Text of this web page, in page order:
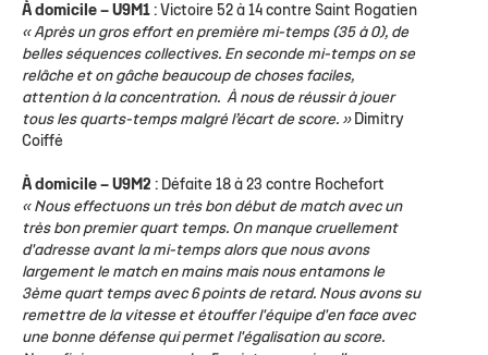
À domicile – U9M1 : Victoire 52 à 14 contre Saint Rogatien
« Après un gros effort en première mi-temps (35 à 0), de
belles séquences collectives. En seconde mi-temps on se
relâche et on gâche beaucoup de choses faciles,
attention à la concentration. À nous de réussir à jouer
tous les quarts-temps malgré l’écart de score. » Dimitry
Coiffé
À domicile – U9M2 : Défaite 18 à 23 contre Rochefort
« Nous effectuons un très bon début de match avec un
très bon premier quart temps. On manque cruellement
d'adresse avant la mi-temps alors que nous avons
largement le match en mains mais nous entamons le
3ème quart temps avec 6 points de retard. Nous avons su
remettre de la vitesse et étouffer l'équipe d'en face avec
une bonne défense qui permet l'égalisation au score.